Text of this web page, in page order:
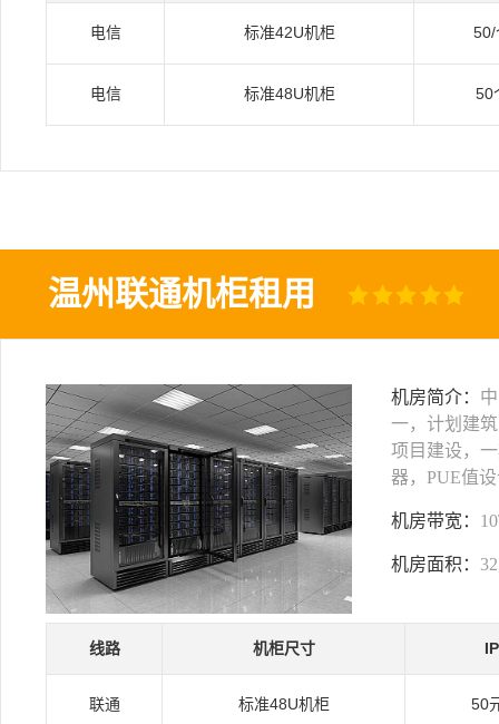
电信 标准42U机柜 50/
电信 标准48U机柜 50
温州联通机柜租用
机房简介：
一，计划建
项目建设，
器，PUE值
机房带宽：
机房面积：
线路 机柜尺寸
联通 标准48U机柜 50